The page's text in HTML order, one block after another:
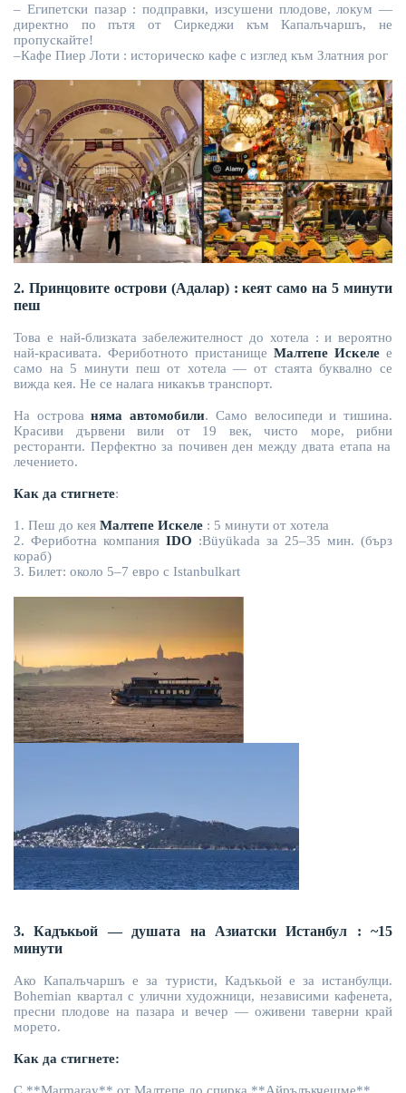
– Египетски пазар : подправки, изсушени плодове, локум —
директно по пътя от Сиркеджи към Капалъчаршъ, не
пропускайте!
–Кафе Пиер Лоти : историческо кафе с изглед към Златния рог
2. Принцовите острови (Адалар) :кеят само на 5 минути
пеш
Това е най-близката забележителност до хотела :и вероятно
най-красивата. Фериботното пристанище Малтепе Искеле е
само на 5 минути пеш от хотела — от стаята буквално се
вижда кея. Не се налага никакъв транспорт.
На острованяма автомобили. Само велосипеди и тишина.
Красиви дървени вили от 19 век, чисто море, рибни
ресторанти. Перфектно за почивен ден между двата етапа на
лечението.
Как да стигнете:
1. Пеш до кея Малтепе Искеле : 5 минути от хотела
2. Фериботна компания IDO :Büyükada за 25–35 мин. (бърз
кораб)
3. Билет: около 5–7 евро с Istanbulkart
3. Кадъкьой — душата на Азиатски Истанбул : ~15
минути
Ако Капалъчаршъ е за туристи, Кадъкьой е за истанбулци.
Bohemian квартал с улични художници, независими кафенета,
пресни плодове на пазара и вечер — оживени таверни край
морето.
Как да стигнете: